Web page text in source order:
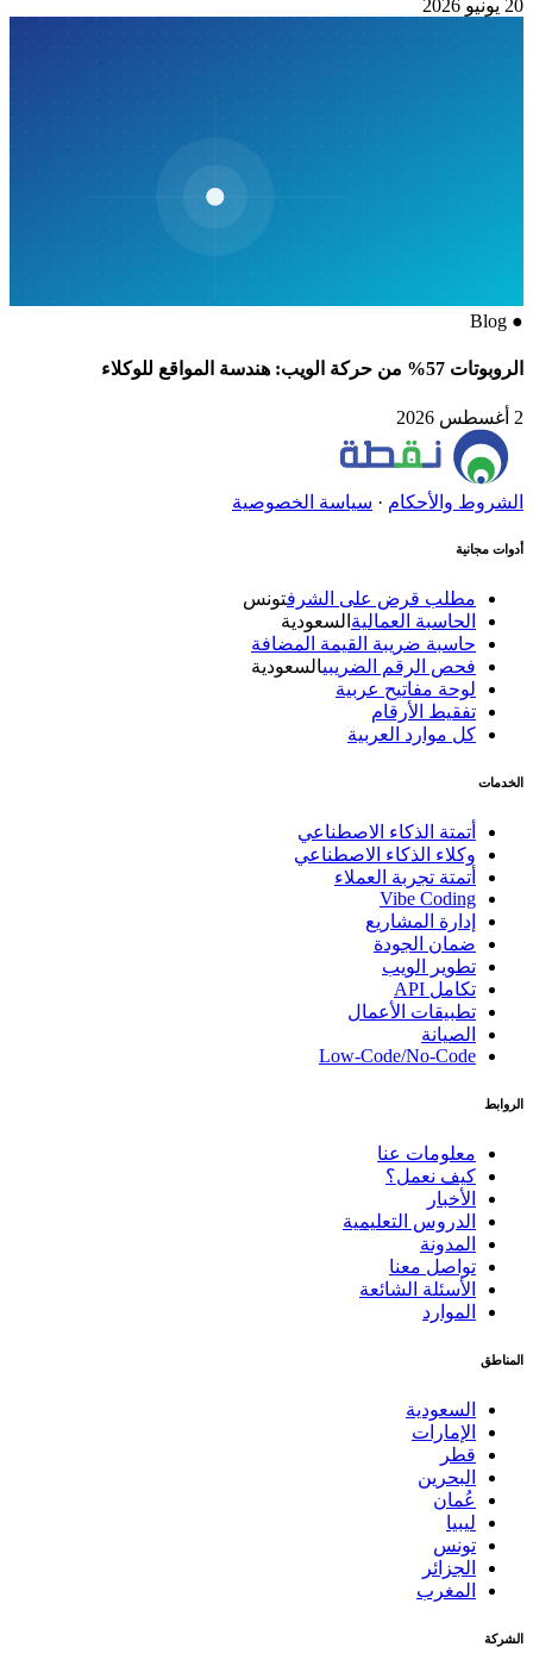
20 يونيو 2026
●
Blog
الروبوتات 57% من حركة الويب: هندسة المواقع للوكلاء
الشروط والأحكام· سياسة الخصوصية
أدوات مجانية
مطلب قرض على الشرف تونس
الحاسبة العماليةالسعودية
حاسبة ضريبة القيمة المضافة
فحص الرقم الضريبيالسعودية
لوحة مفاتيح عربية
تفقيط الأرقام
كل موارد العربية
الخدمات
أتمتة الذكاء الاصطناعي
وكلاء الذكاء الاصطناعي
أتمتة تجربة العملاء
Vibe Coding
إدارة المشاريع
ضمان الجودة
تطوير الويب
تكامل API
تطبيقات الأعمال
الصيانة
Low-Code/No-Code
الروابط
معلومات عنا
كيف نعمل؟
الأخبار
الدروس التعليمية
المدونة
تواصل معنا
الأسئلة الشائعة
الموارد
المناطق
السعودية
الإمارات
قطر
البحرين
عُمان
ليبيا
تونس
الجزائر
المغرب
الشركة